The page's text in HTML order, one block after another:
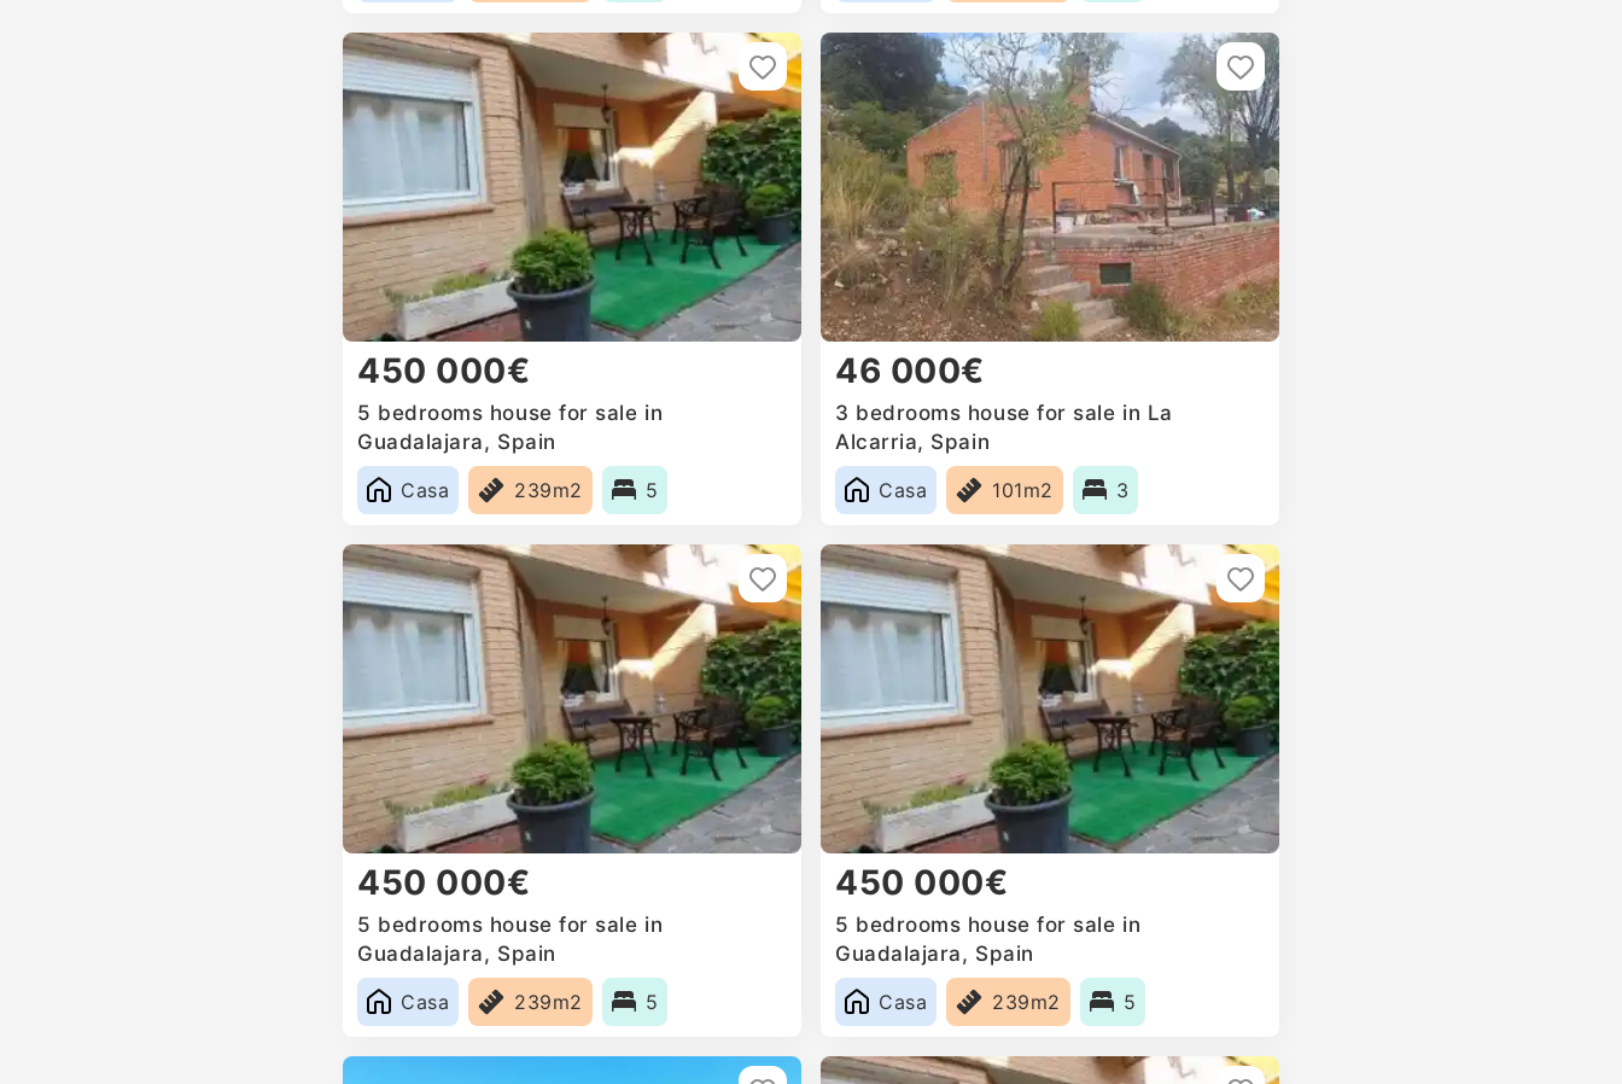
450 000€
5 bedrooms house for sale in
Guadalajara, Spain
Casa
239m2 5
46 000€
3 bedrooms house for sale in La
Alcarria, Spain
Casa
101m2 3
450 000€
5 bedrooms house for sale in
Guadalajara, Spain
Casa
239m2 5
450 000€
5 bedrooms house for sale in
Guadalajara, Spain
Casa
239m2 5